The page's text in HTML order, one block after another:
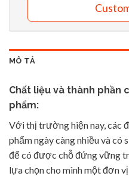
MÔ TẢ
Chất liệu và thành phần
phẩm:
Với thị trường hiện nay, các
phẩm ngày càng nhiều và có
để có được chỗ đứng vững
lựa chọn cho mình một đơn